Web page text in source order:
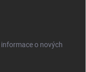
o nových